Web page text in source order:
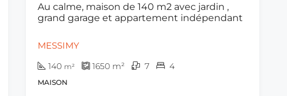
Au calme, maison de 140 m2 avec jardin ,
grand garage et appartement indépendant
MESSIMY
140 m² 1650 m² 7 4
MAISON